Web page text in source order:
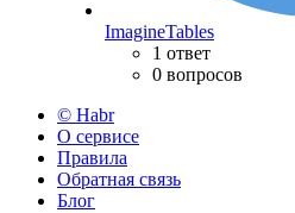
ImagineTables
1 ответ
0 вопросов
© Habr
О сервисе
Правила
Обратная связь
Блог